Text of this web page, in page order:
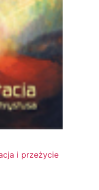
i przeżycie